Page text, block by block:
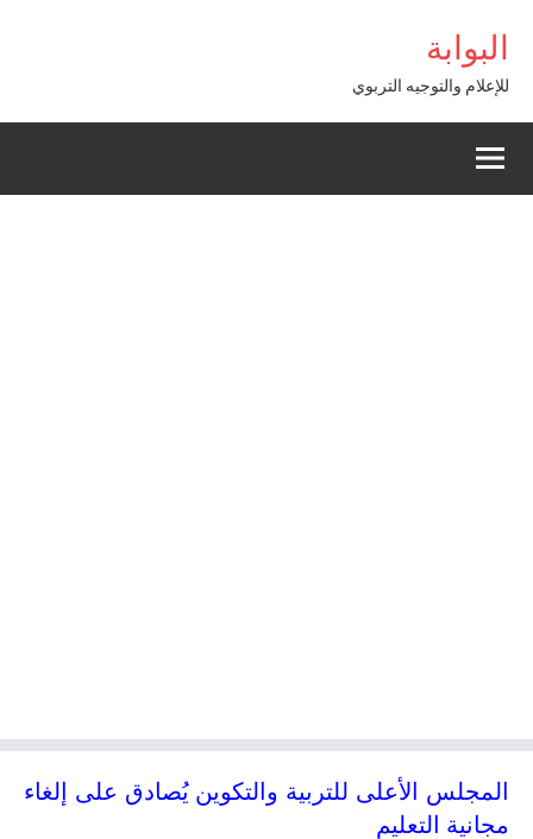
contenu
البوابة
للإعلام والتوجيه التربوي
المجلس الأعلى للتربية والتكوين يُصادق على إلغاء
مجانية التعليم